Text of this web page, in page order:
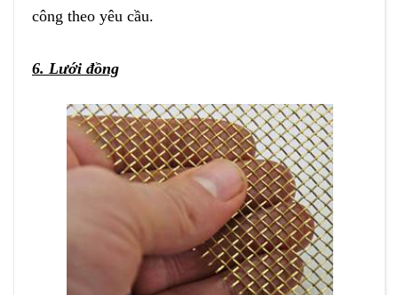
công theo yêu cầu.
6. Lưới đồng